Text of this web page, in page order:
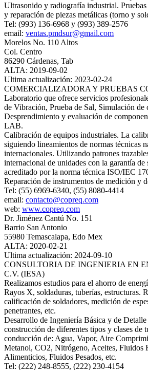
Ultrasonido y radiografía industrial.
y reparación de piezas metálicas (torno y
Tel: (993) 136-6968 y (993) 389-2576
email: ventas.pmdsur@gmail.com
Morelos No. 110 Altos
Col. Centro
86290 Cárdenas, Tab
ALTA: 2019-09-02
Ultima actualización: 2023-02-24
COMERCIALIZADORA Y PRUEBAS
Laboratorio que ofrece servicios
de Vibración, Prueba de Sal, Simulación de
Desprendimiento y evaluación de
LAB.
Calibración de equipos industriales. La
siguiendo lineamientos de normas técnicas
internacionales. Utilizando patrones
internacional de unidades con la garantía de
acreditado por la norma técnica ISO/IEC
Reparación de instrumentos de medición y
Tel: (55) 6969-6340, (55) 8080-4414
email: contacto@copreq.com
web: www.copreq.com
Dr. Jiménez Cantú No. 151
Barrio San Antonio
55980 Temascalapa, Edo Mex
ALTA: 2020-02-21
Ultima actualización: 2024-09-10
CONSULTORIA DE INGENIERIA EN
C.V. (IESA)
Realizamos estudios para el ahorro de
Rayos X, soldaduras, tuberías, estructuras.
calificación de soldadores, medición de
penetrantes, etc.
Desarrollo de Ingeniería Básica y de
construcción de diferentes tipos y clases de
conducción de: Agua, Vapor, Aire
Metanol, CO2, Nitrógeno, Aceites, Fluidos
Alimenticios, Fluidos Pesados, etc.
Tel: (222) 248-8555, (222) 230-4154